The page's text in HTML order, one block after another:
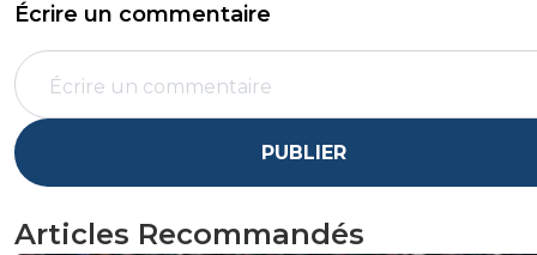
Écrire un commentaire
PUBLIER
Articles Recommandés